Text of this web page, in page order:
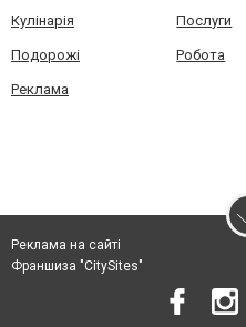
Кулінарія Послуги
Подорожі Робота
Реклама
Реклама на сайті
Франшиза "CitySites"